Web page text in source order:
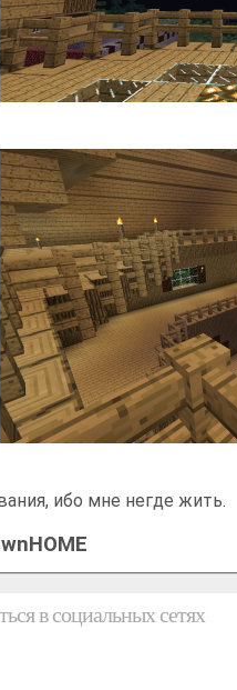
ибо мне негде жить.
в социальных сетях